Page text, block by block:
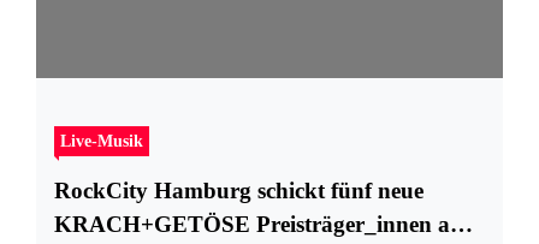
Live-Musik
RockCity Hamburg schickt fünf neue
KRACH+GETÖSE Preisträger_innen aufs